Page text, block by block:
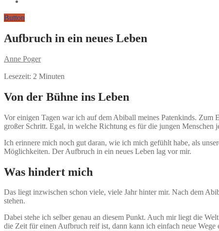
Button
Aufbruch in ein neues Leben
Anne Poger
Lesezeit: 2 Minuten
Von der Bühne ins Leben
Vor einigen Tagen war ich auf dem Abiball meines Patenkinds. Zum
großer Schritt. Egal, in welche Richtung es für die jungen Menschen
Ich erinnere mich noch gut daran, wie ich mich gefühlt habe, als
Möglichkeiten. Der Aufbruch in ein neues Leben lag vor mir.
Was hindert mich
Das liegt inzwischen schon viele, viele Jahr hinter mir. Nach dem
stehen.
Dabei stehe ich selber genau an diesem Punkt. Auch mir liegt die
die Zeit für einen Aufbruch reif ist, dann kann ich einfach neue